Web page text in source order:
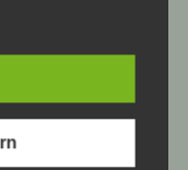
Luck Sascha
Biersack
alle
identifizierte